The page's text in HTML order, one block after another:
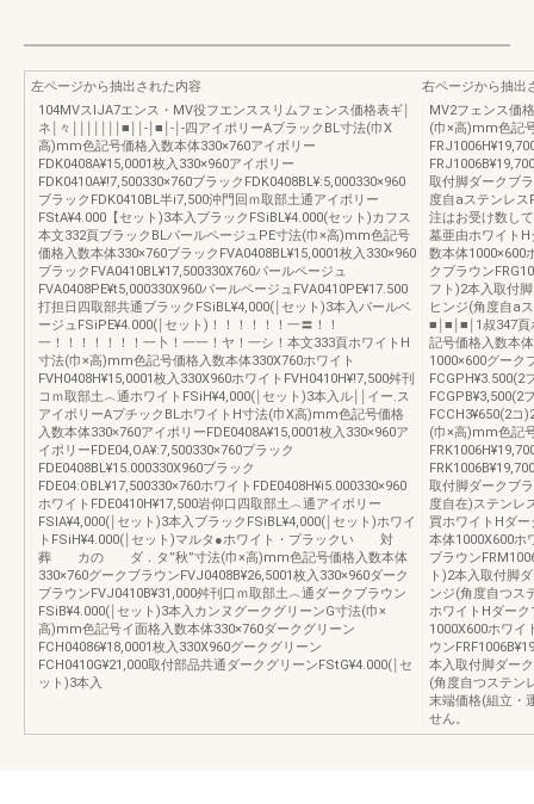
左ページから抽出された内容
104MVスlJA7エンス・MV役フエンススリムフェンス価格表ギ￨
ネ￨々￨￨￨￨￨￨￨■￨￨‐￨■￨‐￨‐四アイポリーAブラックBL寸法(巾X
高)mm色記号価格入数本体330×760アイボリー
FDK0408A¥15,0001枚入330×960アイポリー
FDK0410A¥!7,500330×760ブラックFDK0408BL¥:5,000330×960
ブラックFDK0410BL半i7,500沖門回ｍ取部土通アイポリー
FStA¥4.000【セット)3本入ブラックFSiBL¥4.000(セット)カフス
本文332頁ブラックBLパールページュPE寸法(巾×高)mm色記号
価格入数本体330×760ブラックFVA0408BL¥15,0001枚入330×960
ブラックFVA0410BL¥17,500330X760パールページュ
FVA0408PE¥t5,000330X960パールページュFVA0410PE¥17.500
打担日四取部共通ブラックFSiBL¥4,000(￨セット)3本入パールベ
ージュFSiPE¥4.000(￨セット)！！！！！！一〓！！
一！！！！！！！一卜！一一！ヤ！一シ！本文333頁ホワイトH
寸法(巾×高)mm色記号価格入数本体330X760ホワイト
FVH0408H¥15,0001枚入330X960ホワイトFVH0410H¥!7,500舛刊
コｍ取部土︿通ホワイトFSiH¥4,000(￨セット)3本入ル￨￨イー.ス
アイボリーAプチックBLホワイトH寸法(巾X高)mm色記号価格
入数本体330×760アイポリーFDE0408A¥15,0001枚入330×960ア
イポリーFDE04,OA¥:7,500330×760プラック
FDE0408BL¥15.000330X960ブラック
FDE04:OBL¥17,500330×760ホワイトFDE0408H¥i5.000330×960
ホワイトFDE0410H¥17,500岩仰口四取部土︿通アイボリー
FSlA¥4,000(￨セット)3本入ブラックFSiBL¥4,000(￨セット)ホワイ
トFSiH¥4.000(￨セット)マルタ●ホワイト・プラックい 対
葬 カの ダ．タ”秋”寸法(巾×高)mm色記号価格入数本体
330×760グークブラウンFVJ0408B¥26,5001枚入330×960ダーク
ブラウンFVJ0410B¥31,000舛刊口ｍ取部土︿通ダークブラウン
FSiB¥4.000(￨セット)3本入カンヌグークグリーンG寸法(巾×
高)mm色記号イ面格入数本体330×760ダークグリーン
FCH04086¥18,0001枚入330X960グークグリーン
FCH0410G¥21,000取付部品共通ダークグリーンFStG¥4.000(￨セ
ット)3本入
右ページから抽出
MV2フェンス価
(巾×高)mm色記
取付脚ダークブ
度自aステンレス
注はお受け数し
墓亜由ホワイト
数本体1000×600
クブラウン
フト)2本入取付
ヒンジ(角度自a
■￨■￨■￨1叔347
記号価格入数本
1000×600グーク
FCGPH¥3.500(2
FCGPB¥3,500(2
FCCH3¥650(2コ
(巾×高)mm色記
取付脚ダークブ
度自在)ステンレ
買ホワイトHダ
本体1000X600ホ
ブラウン
ト)2本入取付脚
ンジ(角度自つス
ホワイトHダー
1000X600ホワイ
ウン
本入取付脚ダー
(角度自つステン
末端価格(組立・
せん。